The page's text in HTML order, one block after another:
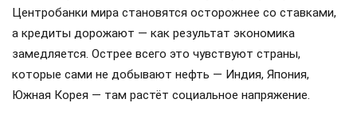
Центробанки мира становятся осторожнее со ставками,
а кредиты дорожают — как результат экономика
замедляется. Острее всего это чувствуют страны,
которые сами не добывают нефть — Индия, Япония,
Южная Корея — там растёт социальное напряжение.